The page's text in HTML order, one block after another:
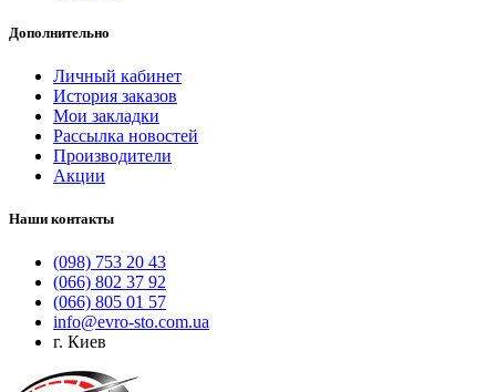
Дополнительно
Личный кабинет
История заказов
Мои закладки
Рассылка новостей
Производители
Акции
Наши контакты
(098) 753 20 43
(066) 802 37 92
(066) 805 01 57
info@evro-sto.com.ua
г. Киев